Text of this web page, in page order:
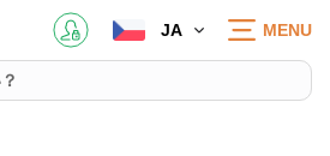
JA MENU